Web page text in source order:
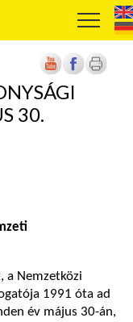
30.
a Nemzetközi
1991 óta ad
év május 30-án,